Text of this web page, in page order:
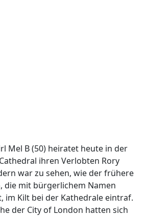
Mel B (50) heiratet heute in der
ihren Verlobten Rory
war zu sehen, wie der frühere
die mit bürgerlichem Namen
im Kilt bei der Kathedrale eintraf.
der City of London hatten sich